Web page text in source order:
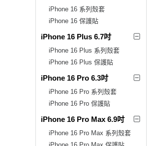
iPhone 16 系列殼套
iPhone 16 保護貼
iPhone 16 Plus 6.7吋
iPhone 16 Plus 系列殼套
iPhone 16 Plus 保護貼
iPhone 16 Pro 6.3吋
iPhone 16 Pro 系列殼套
iPhone 16 Pro 保護貼
iPhone 16 Pro Max 6.9吋
iPhone 16 Pro Max 系列殼套